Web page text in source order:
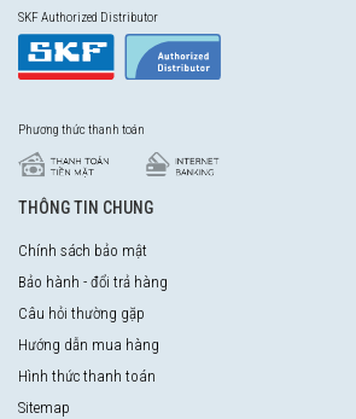
SKF Authorized Distributor
Phương thức thanh toán
THÔNG TIN CHUNG
Chính sách bảo mật
Bảo hành - đổi trả hàng
Câu hỏi thường gặp
Hướng dẫn mua hàng
Hình thức thanh toán
Sitemap